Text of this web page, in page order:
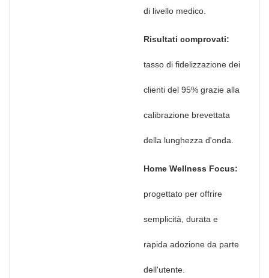
di livello medico.
Risultati comprovati:
tasso di fidelizzazione dei
clienti del 95% grazie alla
calibrazione brevettata
della lunghezza d'onda.
Home Wellness Focus:
progettato per offrire
semplicità, durata e
rapida adozione da parte
dell'utente.